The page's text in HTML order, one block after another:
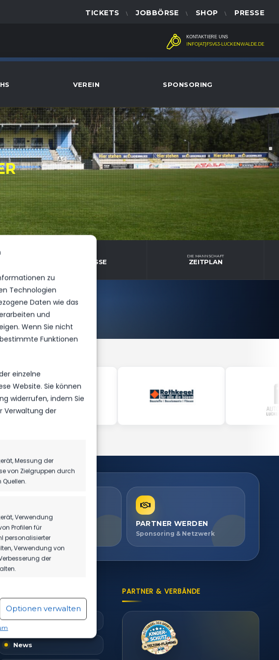
zu
Technologien
Daten wie das
und
Wenn Sie nicht
Funktionen
einzelne
Website. Sie können
widerrufen, indem Sie
Verwaltung der
Messung der
von Zielgruppen durch
Verwendung
Profilen für
personalisierter
Verwendung von
der
Quellen,
Optionen verwalten
TICKETS JOBBÖRSE SHOP PRESSE
KONTAKTIERE UNS
INFO[AT]FSV63-LUCKENWALDE.DE
VEREIN SPONSORING
NEUSTE ERGEBNISSE
DIE MANNSCHAFT
ZEITPLAN
SPIELPLAN
Nächste Partien ansehen
PARTNER WERDEN
Sponsoring & Netzwerk
Home
News
PARTNER & VERBÄNDE